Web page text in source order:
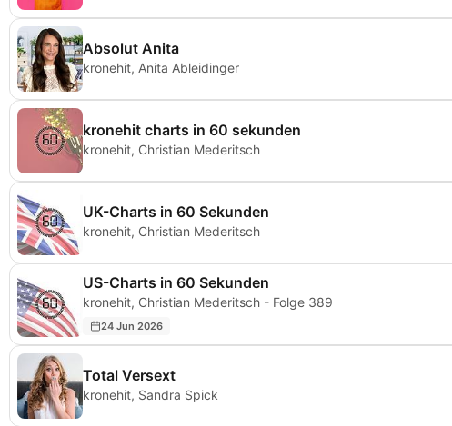
Absolut Anita
kronehit, Anita Ableidinger
kronehit charts in 60 sekunden
kronehit, Christian Mederitsch
UK-Charts in 60 Sekunden
kronehit, Christian Mederitsch
US-Charts in 60 Sekunden
kronehit, Christian Mederitsch - Folge 389
24 Jun 2026
Total Versext
kronehit, Sandra Spick